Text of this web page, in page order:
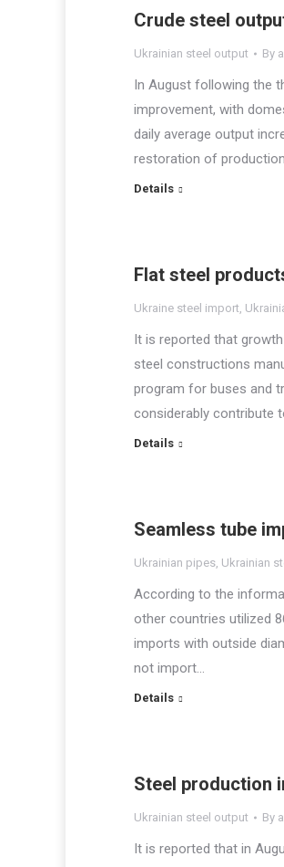
Crude steel
Ukrainian steel output By
In August following the
improvement, with
daily average output
restoration of production
Details
Flat steel
Ukraine steel import,
It is reported that
steel constructions
program for buses and
considerably contribute
Details
Seamless tube
Ukrainian pipes, Ukrainian
According to the
other countries utilized
imports with outside
not import…
Details
Steel production
Ukrainian steel output By
It is reported that in